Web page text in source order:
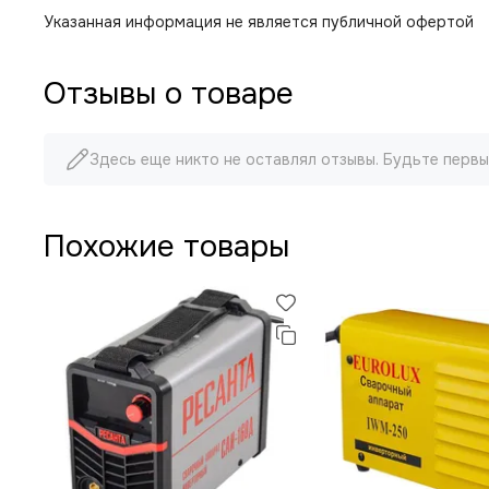
Указанная информация не является публичной офертой
Отзывы о товаре
Здесь еще никто не оставлял отзывы. Будьте
Похожие товары